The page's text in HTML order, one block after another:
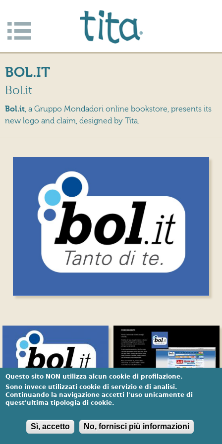
menu
BOL.IT
Bol.it
Bol.it, a Gruppo Mondadori online bookstore, presents its
new logo and claim, designed by Tita.
Questo sito NON utilizza alcun cookie di profilazione.
Sono invece utilizzati cookie di servizio e di analisi.
Continuando la navigazione accetti l'uso unicamente di
quest'ultima tipologia di cookie.
Sì, accetto No, fornisci più informazioni